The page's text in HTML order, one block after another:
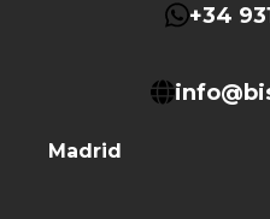
+34
Madrid